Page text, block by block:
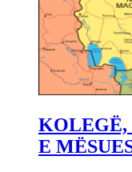
KOLEGË,
E